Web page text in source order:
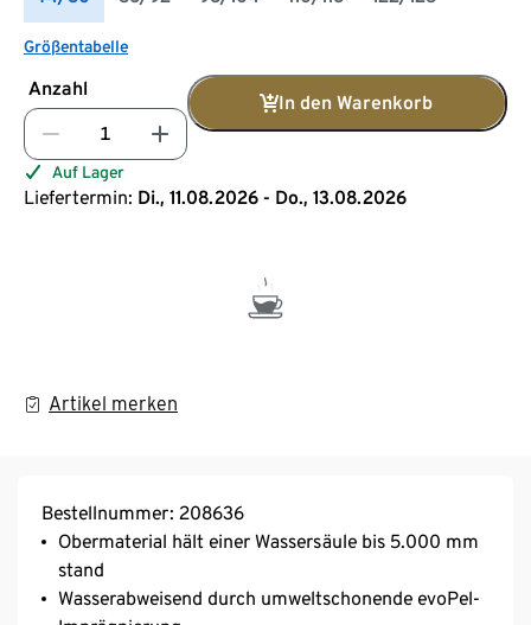
Größentabelle
Anzahl
In den Warenkorb
Auf Lager
Liefertermin: Di., 11.08.2026 - Do., 13.08.2026
Artikel merken
Bestellnummer: 208636
Obermaterial hält einer Wassersäule bis 5.000 mm
stand
Wasserabweisend durch umweltschonende evoPel-